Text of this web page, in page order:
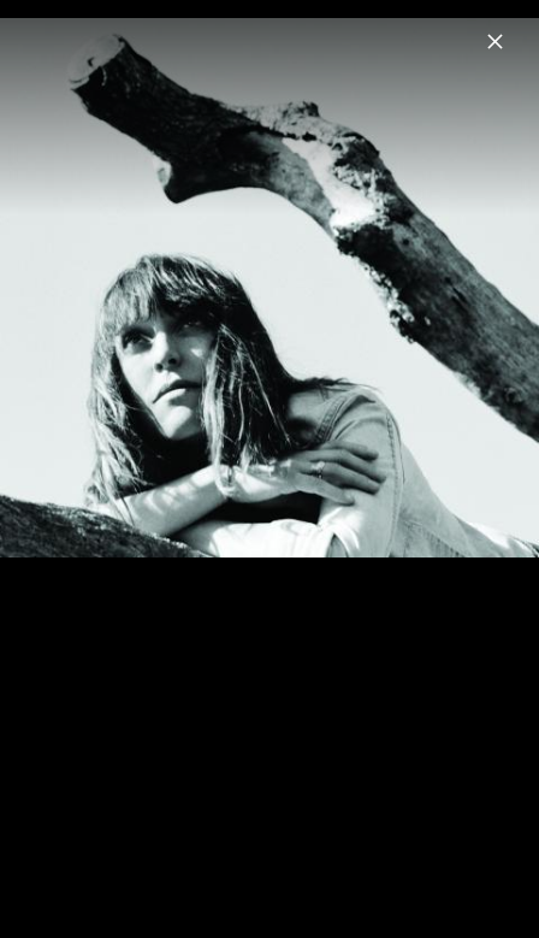
Menu
News Musik Videos Fotos
Album-Artwork „Multitudes“ (2023)